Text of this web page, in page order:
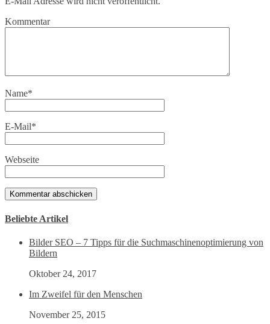
Kommentar
Name*
E-Mail*
Webseite
Beliebte Artikel
Bilder SEO – 7 Tipps für die Suchmaschinenoptimierung von
Bildern
Oktober 24, 2017
Im Zweifel für den Menschen
November 25, 2015